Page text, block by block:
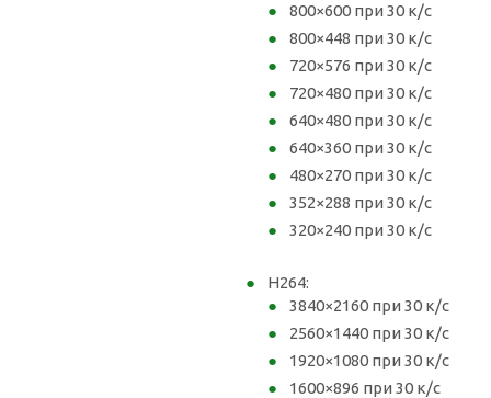
800×600 при 30 к/с
800×448 при 30 к/с
720×576 при 30 к/с
720×480 при 30 к/с
640×480 при 30 к/с
640×360 при 30 к/с
480×270 при 30 к/с
352×288 при 30 к/с
320×240 при 30 к/с
H264:
3840×2160 при 30 к/с
2560×1440 при 30 к/с
1920×1080 при 30 к/с
1600×896 при 30 к/с